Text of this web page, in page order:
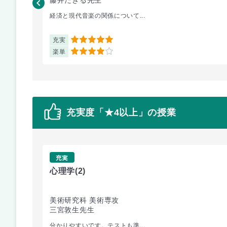
経済と現代音楽の関係について...
充実 5
楽単 4
充実度「★4以上」の授業
充実
心理学(2)
美術研究科 美術専攻
三宮敦生先生
分かりやすいです。テストも準...